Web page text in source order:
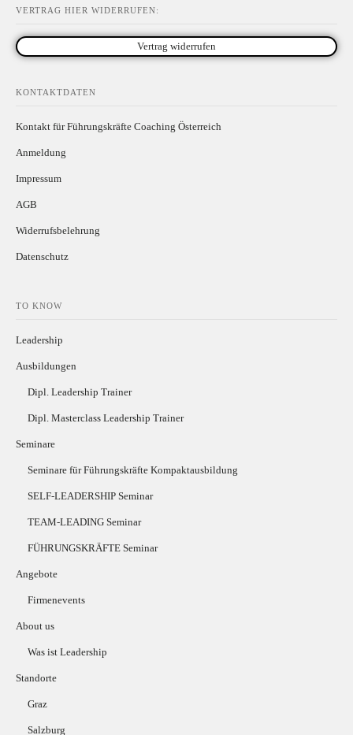
VERTRAG HIER WIDERRUFEN:
Vertrag widerrufen
KONTAKTDATEN
Kontakt für Führungskräfte Coaching Österreich
Anmeldung
Impressum
AGB
Widerrufsbelehrung
Datenschutz
TO KNOW
Leadership
Ausbildungen
Dipl. Leadership Trainer
Dipl. Masterclass Leadership Trainer
Seminare
Seminare für Führungskräfte Kompaktausbildung
SELF-LEADERSHIP Seminar
TEAM-LEADING Seminar
FÜHRUNGSKRÄFTE Seminar
Angebote
Firmenevents
About us
Was ist Leadership
Standorte
Graz
Salzburg